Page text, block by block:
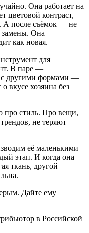
Она работает на
цветовой контраст,
А после съёмок — не
замены. Она
как новая.
для
В паре —
с другими формами —
вкусе хозяина без
про стиль. Про вещи,
не теряют
её маленькими
этап. И когда она
ткань, другой
Дайте ему
в Российской